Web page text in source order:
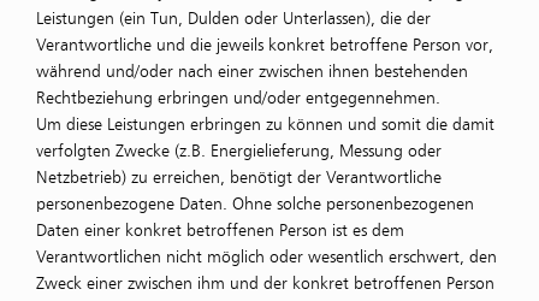
Leistungen (ein Tun, Dulden oder Unterlassen), die der
Verantwortliche und die jeweils konkret betroffene Person vor,
während und/oder nach einer zwischen ihnen bestehenden
Rechtbeziehung erbringen und/oder entgegennehmen.
Um diese Leistungen erbringen zu können und somit die damit
verfolgten Zwecke (z.B. Energielieferung, Messung oder
Netzbetrieb) zu erreichen, benötigt der Verantwortliche
personenbezogene Daten. Ohne solche personenbezogenen
Daten einer konkret betroffenen Person ist es dem
Verantwortlichen nicht möglich oder wesentlich erschwert, den
Zweck einer zwischen ihm und der konkret betroffenen Person